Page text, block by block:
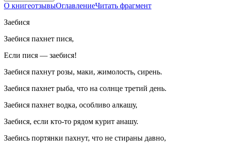
О книгеотзывыОглавлениеЧитать фрагмент
Заебися
Заебися пахнет пися,
Если пися — заебися!
Заебися пахнут розы, маки, жимолость, сирень.
Заебися пахнет рыба, что на солнце третий день.
Заебися пахнет водка, особливо алкашу,
Заебися, если кто-то рядом курит анашу.
Заебись портянки пахнут, что не стираны давно,